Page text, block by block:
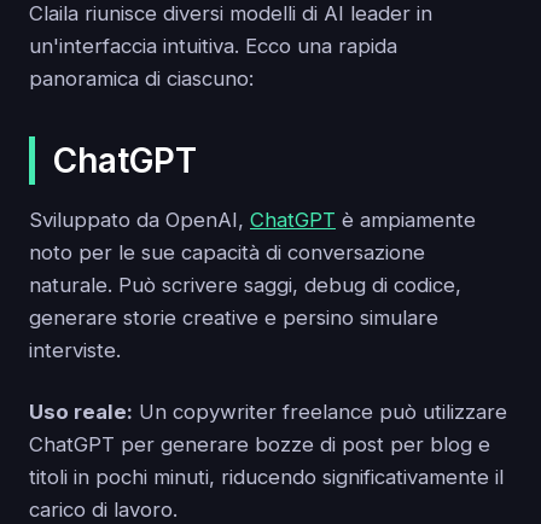
Claila riunisce diversi modelli di AI leader in
un'interfaccia intuitiva. Ecco una rapida
panoramica di ciascuno:
ChatGPT
Sviluppato da OpenAI, ChatGPT è ampiamente
noto per le sue capacità di conversazione
naturale. Può scrivere saggi, debug di codice,
generare storie creative e persino simulare
interviste.
Uso reale: Un copywriter freelance può utilizzare
ChatGPT per generare bozze di post per blog e
titoli in pochi minuti, riducendo significativamente il
carico di lavoro.